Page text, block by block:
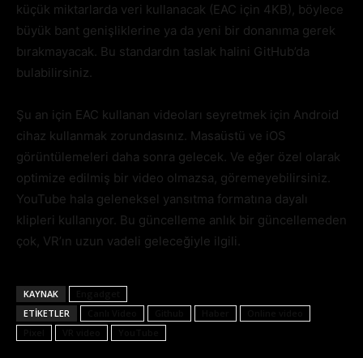
küçük miktarlarda veri kullanacak (EAC için 4KB), böylece
büyük bant genişliklerine ya da yeni bir donanıma gerek
bırakmayacak. Bu standardın taslak halini GitHub’da
bulabilirsiniz.
Şu an için EAC kullanan videoları seyretmek için Android
cihaz kullanmak zorundasınız. Masaüstü ve iOS
görüntülemeleri daha sonra gelecek. Ve eğer özel olarak
optimize edilmiş bir video olmazsa, göremeyebilirsiniz.
YouTube hala geleneksel yansıtma formatına dayalı
klipleri kullanıyor. Bu güncelleme anlık bir güncellemeden
çok, VR’ın uzun vadeli geleceğiyle ilgili.
KAYNAK
ETIKETLER